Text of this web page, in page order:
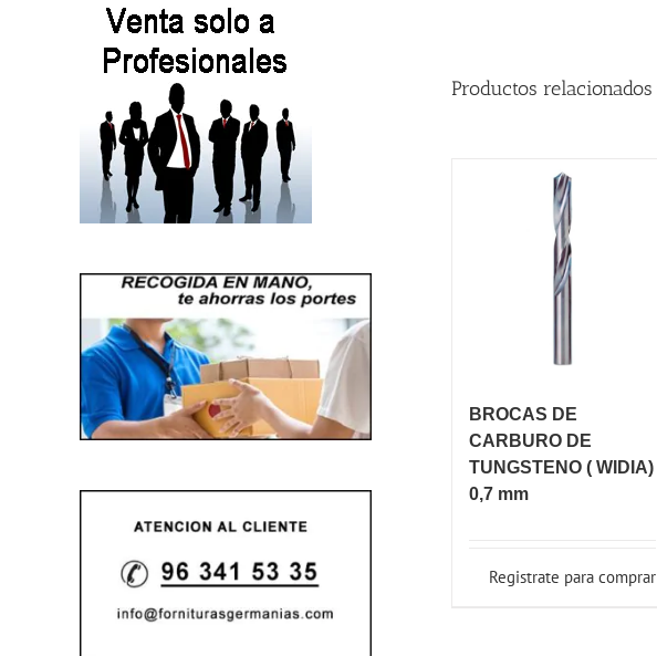
Productos relacionados
BROCAS DE
CARBURO DE
TUNGSTENO ( WIDIA)
0,7 mm
Registrate para comprar